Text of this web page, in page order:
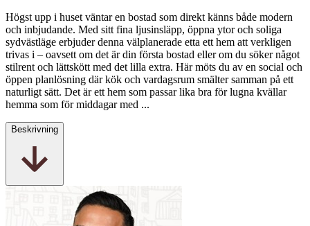
Högst upp i huset väntar en bostad som direkt känns både modern
och inbjudande. Med sitt fina ljusinsläpp, öppna ytor och soliga
sydvästläge erbjuder denna välplanerade etta ett hem att verkligen
trivas i – oavsett om det är din första bostad eller om du söker något
stilrent och lättskött med det lilla extra. Här möts du av en social och
öppen planlösning där kök och vardagsrum smälter samman på ett
naturligt sätt. Det är ett hem som passar lika bra för lugna kvällar
hemma som för middagar med ...
Beskrivning